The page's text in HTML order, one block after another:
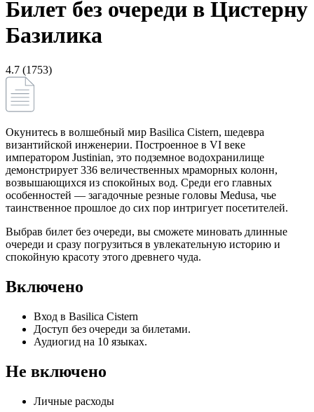
Билет без очереди в Цистерну
Базилика
4.7 (1753)
Окунитесь в волшебный мир Basilica Cistern, шедевра
византийской инженерии. Построенное в VI веке
императором Justinian, это подземное водохранилище
демонстрирует 336 величественных мраморных колонн,
возвышающихся из спокойных вод. Среди его главных
особенностей — загадочные резные головы Medusa, чье
таинственное прошлое до сих пор интригует посетителей.
Выбрав билет без очереди, вы сможете миновать длинные
очереди и сразу погрузиться в увлекательную историю и
спокойную красоту этого древнего чуда.
Включено
Вход в Basilica Cistern
Доступ без очереди за билетами.
Аудиогид на 10 языках.
Не включено
Личные расходы